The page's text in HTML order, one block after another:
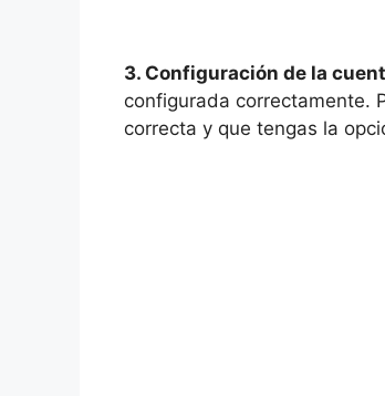
3. Configuración de la
configurada correctamente.
correcta y que tengas la